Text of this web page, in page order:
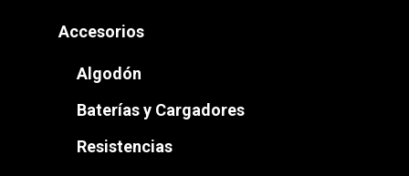
Accesorios
Algodón
Baterías y Cargadores
Resistencias